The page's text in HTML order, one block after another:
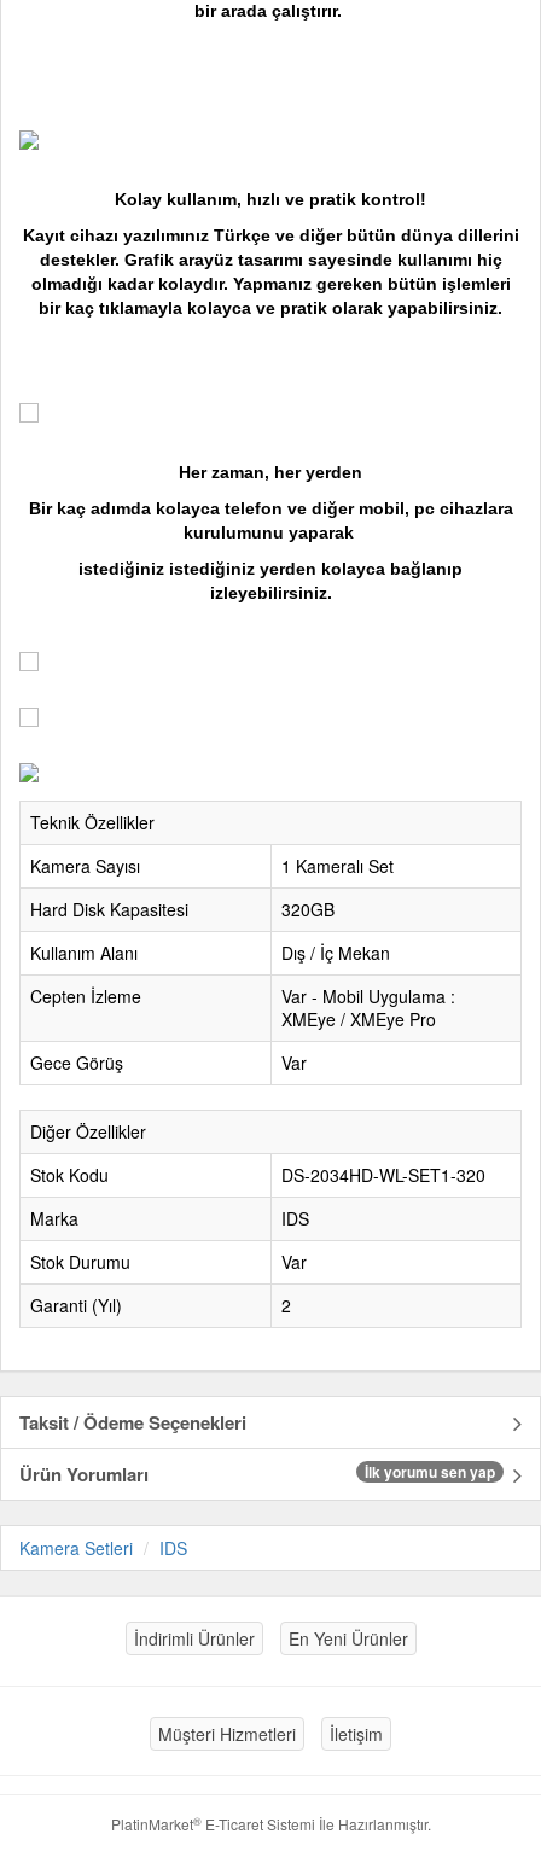
bir arada çalıştırır.
Kolay kullanım, hızlı ve pratik kontrol!
Kayıt cihazı yazılımınız Türkçe ve diğer bütün dünya dillerini
destekler. Grafik arayüz tasarımı sayesinde kullanımı hiç
olmadığı kadar kolaydır. Yapmanız gereken bütün işlemleri
bir kaç tıklamayla kolayca ve pratik olarak yapabilirsiniz.
Her zaman, her yerden
Bir kaç adımda kolayca telefon ve diğer mobil, pc cihazlara
kurulumunu yaparak
istediğiniz istediğiniz yerden kolayca bağlanıp
izleyebilirsiniz.
Teknik Özellikler
Kamera Sayısı
1 Kameralı Set
Hard Disk Kapasitesi
320GB
Kullanım Alanı
Dış / İç Mekan
Cepten İzleme
Var - Mobil Uygulama :
XMEye / XMEye Pro
Gece Görüş
Var
Diğer Özellikler
Stok Kodu
DS-2034HD-WL-SET1-320
Marka
IDS
Stok Durumu
Var
Garanti (Yıl)
2
Taksit / Ödeme Seçenekleri
Ürün Yorumları
İlk yorumu sen yap
Kamera Setleri IDS
İndirimli Ürünler En Yeni Ürünler
Müşteri Hizmetleri İletişim
PlatinMarket®E-Ticaret Sistemi İle Hazırlanmıştır.